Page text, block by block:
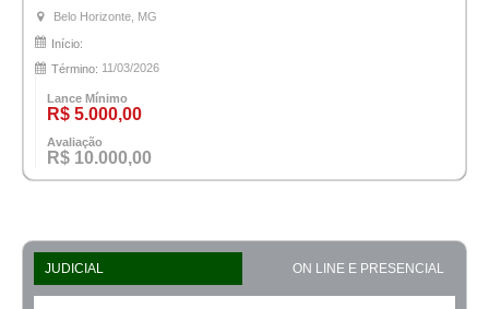
Belo Horizonte, MG
Início:
Término: 11/03/2026
Lance Mínimo
R$ 5.000,00
Avaliação
R$ 10.000,00
JUDICIAL ON LINE E PRESENCIAL